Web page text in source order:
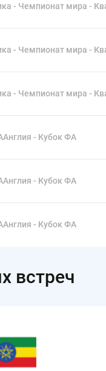
- Чемпионат мира -
- Чемпионат мира -
- Чемпионат мира -
- Кубок ФА
- Кубок ФА
- Кубок ФА
встреч